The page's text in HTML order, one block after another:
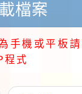
檔案
手機或平板
程式